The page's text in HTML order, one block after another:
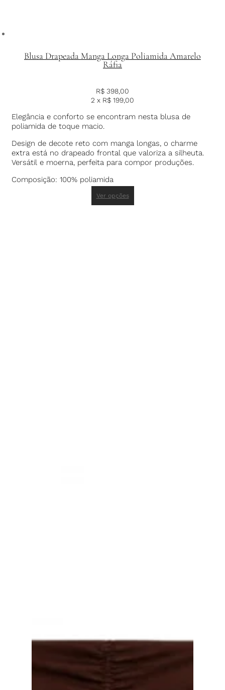
Blusa Drapeada Manga Longa Poliamida Amarelo
Ráfia
R$ 398,00
2 x R$ 199,00
Elegância e conforto se encontram nesta blusa de
poliamida de toque macio.
Design de decote reto com manga longas, o charme
extra está no drapeado frontal que valoriza a silheuta.
Versátil e moerna, perfeita para compor produções.
Composição: 100% poliamida
Ver opções